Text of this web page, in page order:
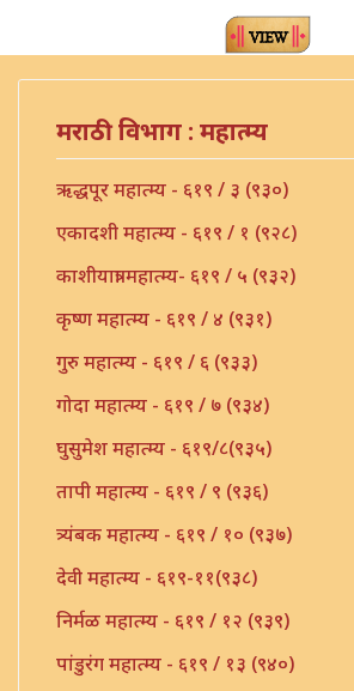
मराठी विभाग : महात्म्य
ऋद्धपूर महात्म्य - ६१९ / ३ (९३०)
एकादशी महात्म्य - ६१९ / १ (९२८)
काशीयात्रा महात्म्य- ६१९ / ५ (९३२)
कृष्ण महात्म्य - ६१९ / ४ (९३१)
गुरु महात्म्य - ६१९ / ६ (९३३)
गोदा महात्म्य - ६१९ / ७ (९३४)
घुसुमेश महात्म्य - ६१९/८(९३५)
तापी महात्म्य - ६१९ / ९ (९३६)
त्र्यंबक महात्म्य - ६१९ / १० (९३७)
देवी महात्म्य - ६१९-११(९३८)
निर्मळ महात्म्य - ६१९ / १२ (९३९)
पांडुरंग महात्म्य - ६१९ / १३ (९४०)